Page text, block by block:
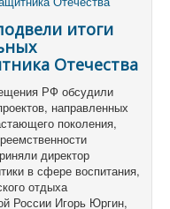
итоги
Отечества
РФ обсудили
направленных
поколения,
директор
в сфере воспитания,
отдыха
России Игорь Юргин,